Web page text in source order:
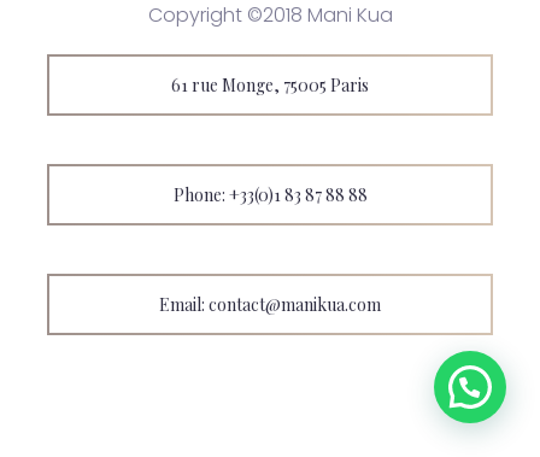
Copyright ©2018 Mani Kua
61 rue Monge, 75005 Paris
Phone: +33(0)1 83 87 88 88
Email: contact@manikua.com